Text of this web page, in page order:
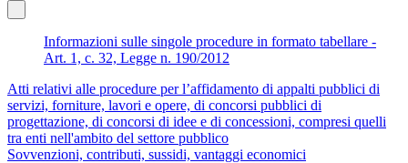
Informazioni sulle singole procedure in formato tabellare -
Art. 1, c. 32, Legge n. 190/2012
Atti relativi alle procedure per l’affidamento di appalti pubblici di
servizi, forniture, lavori e opere, di concorsi pubblici di
progettazione, di concorsi di idee e di concessioni, compresi quelli
tra enti nell'ambito del settore pubblico
Sovvenzioni, contributi, sussidi, vantaggi economici